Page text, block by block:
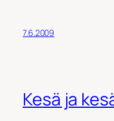
7.6.2009
Kesä ja